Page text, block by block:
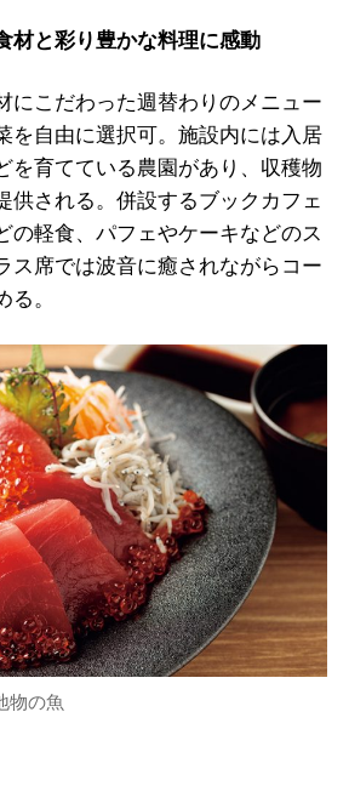
材と彩り豊かな料理に感動
こだわった週替わりのメニュー
を自由に選択可。施設内には入居
を育てている農園があり、収穫物
供される。併設するブックカフェ
の軽食、パフェやケーキなどのス
ス席では波音に癒されながらコー
る。
物の魚